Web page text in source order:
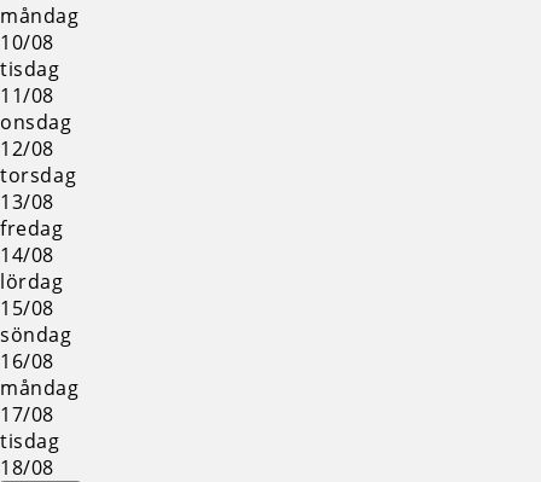
måndag
10/08
tisdag
11/08
onsdag
12/08
torsdag
13/08
fredag
14/08
lördag
15/08
söndag
16/08
måndag
17/08
tisdag
18/08